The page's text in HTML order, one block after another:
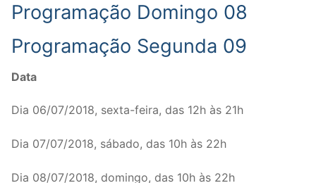
Programação Domingo 08
Programação Segunda 09
Data
Dia 06/07/2018, sexta-feira, das 12h às 21h
Dia 07/07/2018, sábado, das 10h às 22h
Dia 08/07/2018, domingo, das 10h às 22h